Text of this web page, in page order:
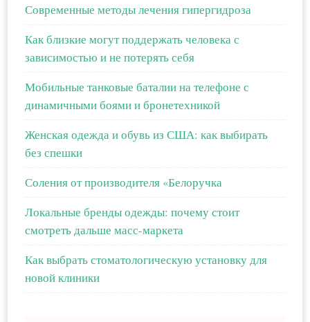
Современные методы лечения гипергидроза
Как близкие могут поддержать человека с
зависимостью и не потерять себя
Мобильные танковые баталии на телефоне с
динамичными боями и бронетехникой
Женская одежда и обувь из США: как выбирать
без спешки
Соления от производителя «Белоручка
Локальные бренды одежды: почему стоит
смотреть дальше масс-маркета
Как выбрать стоматологическую установку для
новой клиники